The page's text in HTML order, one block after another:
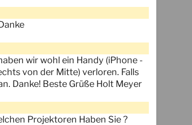
wir wohl ein Handy (iPhone -
von der Mitte) verloren. Falls
Danke! Beste Grüße Holt Meyer
Projektoren Haben Sie ?